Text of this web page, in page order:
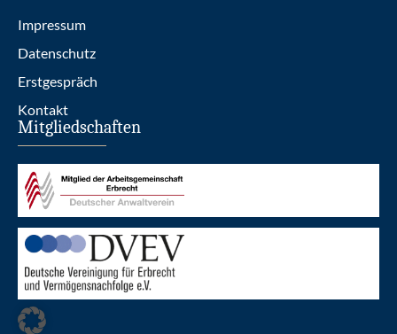
Impressum
Datenschutz
Erstgespräch
Kontakt
Mitgliedschaften